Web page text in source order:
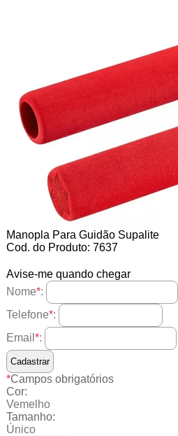
Manopla Para Guidão Supalite
Cod. do Produto: 7637
Avise-me quando chegar
Nome*:
Telefone*:
Email *:
*Campos obrigatórios
Cor:
Vemelho
Tamanho:
Único